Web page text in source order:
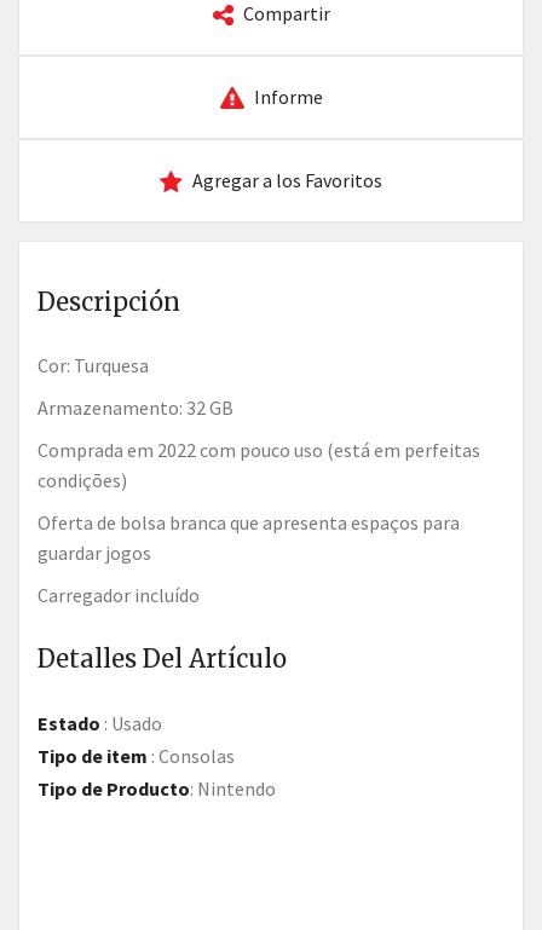
Compartir
Informe
Agregar a los Favoritos
Descripción
Cor: Turquesa
Armazenamento: 32 GB
Comprada em 2022 com pouco uso (está em perfeitas
condições)
Oferta de bolsa branca que apresenta espaços para
guardar jogos
Carregador incluído
Detalles Del Artículo
Estado : Usado
Tipo de item : Consolas
Tipo de Producto: Nintendo